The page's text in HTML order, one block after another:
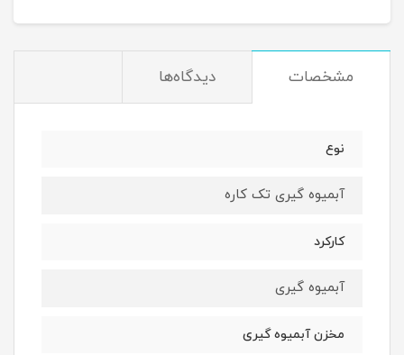
مشخصات دیدگاه‌ها
نوع
آبمیوه گیری تک کاره
کارکرد
آبمیوه گیری
مخزن آبمیوه گیری